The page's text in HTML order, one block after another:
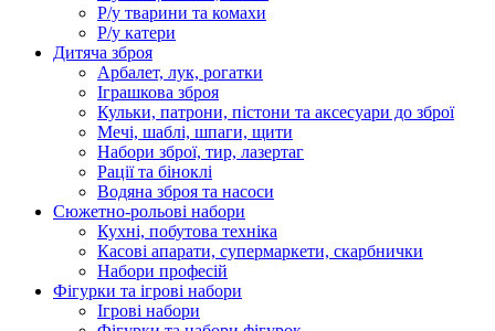
Р/у тварини та комахи
Р/у катери
Дитяча зброя
Арбалет, лук, рогатки
Іграшкова зброя
Кульки, патрони, пістони та аксесуари до зброї
Мечі, шаблі, шпаги, щити
Набори зброї, тир, лазертаг
Рації та біноклі
Водяна зброя та насоси
Сюжетно-рольові набори
Кухні, побутова техніка
Касові апарати, супермаркети, скарбнички
Набори професій
Фігурки та ігрові набори
Ігрові набори